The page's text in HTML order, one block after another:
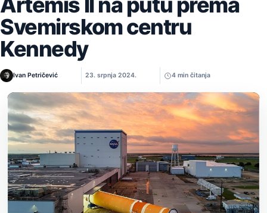
Svemirskom centru
Kennedy
Ivan Petričević 23. srpnja 2024. 4 min čitanja